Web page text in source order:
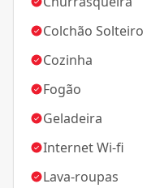
Colchão Solteiro
Cozinha
Fogão
Geladeira
Internet Wi-fi
Lava-roupas